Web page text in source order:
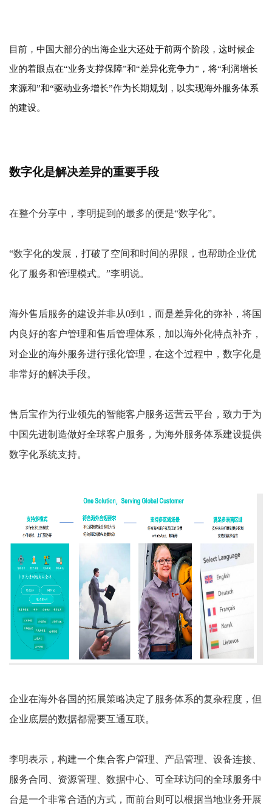
目前，中国大部分的出海企业大还处于前两个阶段，这时候企
业的着眼点在“业务支撑保障”和“差异化竞争力”，将“利润增长
来源和”和“驱动业务增长”作为长期规划，以实现海外服务体系
的建设。
数字化是解决差异的重要手段
在整个分享中，李明提到的最多的便是“数字化”。
“数字化的发展，打破了空间和时间的界限，也帮助企业优
化了服务和管理模式。”李明说。
海外售后服务的建设并非从0到1，而是差异化的弥补，将国
内良好的客户管理和售后管理体系，加以海外化特点补齐，
对企业的海外服务进行强化管理，在这个过程中，数字化是
非常好的解决手段。
售后宝作为行业领先的智能客户服务运营云平台，致力于为
中国先进制造做好全球客户服务，为海外服务体系建设提供
数字化系统支持。
企业在海外各国的拓展策略决定了服务体系的复杂程度，但
企业底层的数据都需要互通互联。
李明表示，构建一个集合客户管理、产品管理、设备连接、
服务合同、资源管理、数据中心、可全球访问的全球服务中
台是一个非常合适的方式，而前台则可以根据当地业务开展